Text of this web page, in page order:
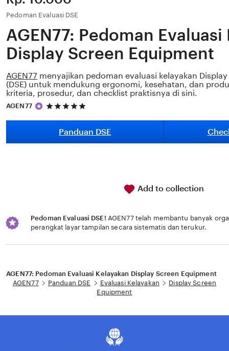
Pedoman Evaluasi DSE
AGEN77: Pedoman Evaluasi
Display Screen Equipment
AGEN77 menyajikan pedoman evaluasi kelayakan
(DSE) untuk mendukung ergonomi, kesehatan, dan
kriteria, prosedur, dan checklist praktisnya di sini.
AGEN77
5
of
Panduan DSE
Add to collection
Pedoman Evaluasi DSE! AGEN77 telah membantu banyak
perangkat layar tampilan secara sistematis dan terukur.
Loading...
AGEN77: Pedoman Evaluasi Kelayakan Display Screen Equipment
AGEN77
Panduan DSE Evaluasi Kelayakan
Display Screen
Equipment